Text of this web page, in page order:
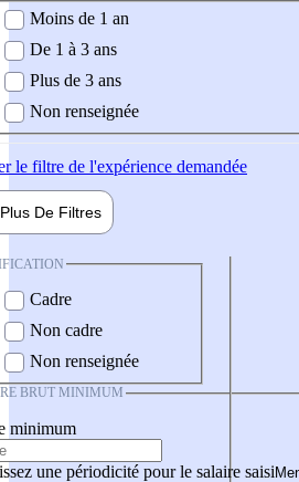
demandée
Moins de 1 an
De 1 à 3 ans
Plus de 3 ans
Non renseignée
le filtre de l'expérience demandée
Plus De Filtres
Cadre
Non cadre
Non renseignée
BRUT MINIMUM
minimum
une périodicité pour le salaire saisi